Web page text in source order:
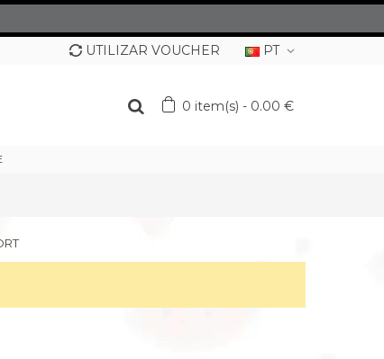
PT
UTILIZAR VOUCHER
0 item(s) - 0.00 €